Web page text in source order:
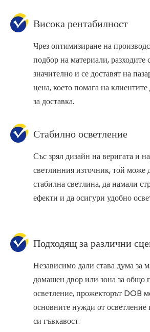
Висока рентабилност
Чрез оптимизиране на
подбор на материали, разходите
значително и се доставят на
цена, което помага на клиентите
за доставка.
Стабилно осветление
Със зрял дизайн на веригата и
светлинния източник, той може
стабилна светлина, да намали
ефекти и да осигури удобно
Подходящ за различни
Независимо дали става дума за
домашен двор или зона за общо
осветление, прожекторът DOB
основните нужди от осветление
си гъвкавост.